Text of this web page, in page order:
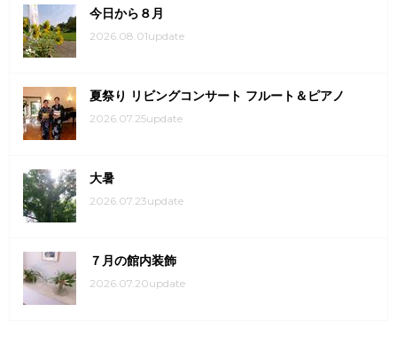
今日から８月
2026.08.01update
夏祭り リビングコンサート フルート＆ピアノ
2026.07.25update
大暑
2026.07.23update
７月の館内装飾
2026.07.20update